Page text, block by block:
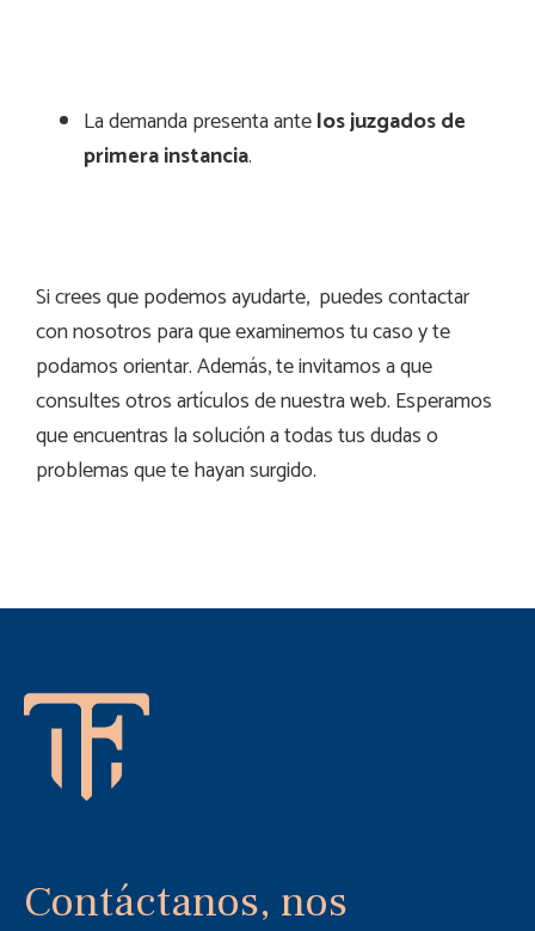
La demanda presenta antelos juzgados de
primera instancia.
Si crees que podemos ayudarte, puedes contactar
con nosotros para que examinemos tu caso y te
podamos orientar. Además, te invitamos a que
consultes otros artículos de nuestra web. Esperamos
que encuentras la solución a todas tus dudas o
problemas que te hayan surgido.
Contáctanos, nos